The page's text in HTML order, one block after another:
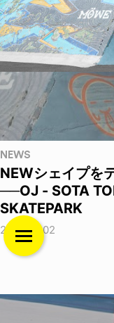
NEWS
NEWシェイプを
──OJ - SOTA
SKATEPARK
2026.08.02